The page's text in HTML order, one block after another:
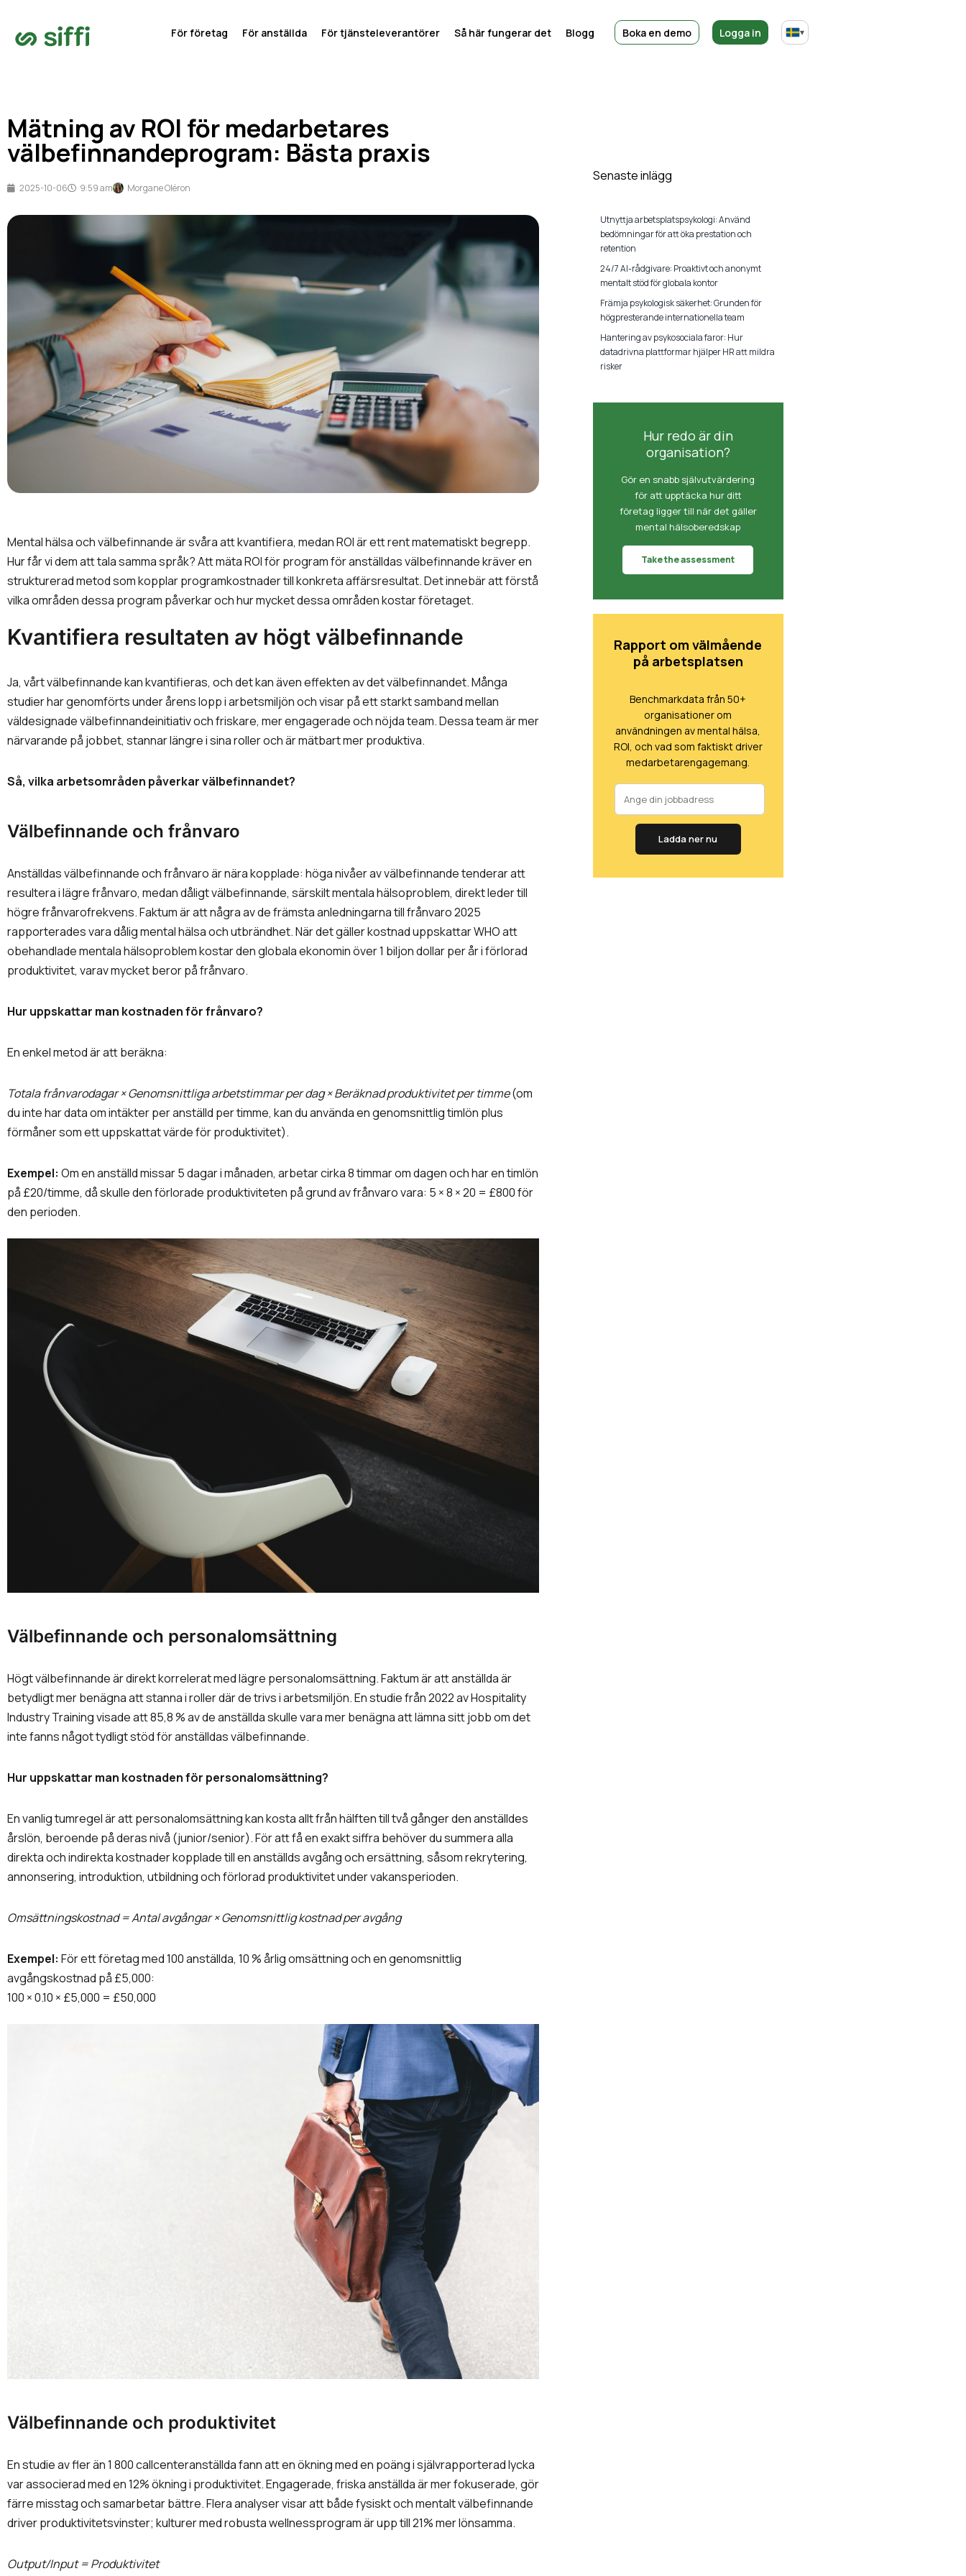
För företag För anställda För tjänsteleverantörer Så här fungerar det Blogg Boka en demo Logga in ▾
Mätning av ROI för medarbetares
välbefinnandeprogram: Bästa praxis
2025-10-06 9:59 am Morgane Oléron
Mental hälsa och välbefinnande är svåra att kvantifiera, medan ROI är ett rent matematiskt begrepp.
Hur får vi dem att tala samma språk? Att mäta ROI för program för anställdas välbefinnande kräver en
strukturerad metod som kopplar programkostnader till konkreta affärsresultat. Det innebär att förstå
vilka områden dessa program påverkar och hur mycket dessa områden kostar företaget.
Kvantifiera resultaten av högt välbefinnande
Ja, vårt välbefinnande kan kvantifieras, och det kan även effekten av det välbefinnandet. Många
studier har genomförts under årens lopp i arbetsmiljön och visar på ett starkt samband mellan
väldesignade välbefinnandeinitiativ och friskare, mer engagerade och nöjda team. Dessa team är mer
närvarande på jobbet, stannar längre i sina roller och är mätbart mer produktiva.
Så, vilka arbetsområden påverkar välbefinnandet?
Välbefinnande och frånvaro
Anställdas välbefinnande och frånvaro är nära kopplade: höga nivåer av välbefinnande tenderar att
resultera i lägre frånvaro, medan dåligt välbefinnande, särskilt mentala hälsoproblem, direkt leder till
högre frånvarofrekvens. Faktum är att några av de främsta anledningarna till frånvaro 2025
rapporterades vara dålig mental hälsa och utbrändhet. När det gäller kostnad uppskattar WHO att
obehandlade mentala hälsoproblem kostar den globala ekonomin över 1 biljon dollar per år i förlorad
produktivitet, varav mycket beror på frånvaro.
Hur uppskattar man kostnaden för frånvaro?
En enkel metod är att beräkna:
Totala frånvarodagar × Genomsnittliga arbetstimmar per dag × Beräknad produktivitet per timme(om
du inte har data om intäkter per anställd per timme, kan du använda en genomsnittlig timlön plus
förmåner som ett uppskattat värde för produktivitet).
Exempel: Om en anställd missar 5 dagar i månaden, arbetar cirka 8 timmar om dagen och har en timlön
på £20/timme, då skulle den förlorade produktiviteten på grund av frånvaro vara: 5 × 8 × 20 = £800 för
den perioden.
Välbefinnande och personalomsättning
Högt välbefinnande är direkt korrelerat med lägre personalomsättning. Faktum är att anställda är
betydligt mer benägna att stanna i roller där de trivs i arbetsmiljön. En studie från 2022 av Hospitality
Industry Training visade att 85,8 % av de anställda skulle vara mer benägna att lämna sitt jobb om det
inte fanns något tydligt stöd för anställdas välbefinnande.
Hur uppskattar man kostnaden för personalomsättning?
En vanlig tumregel är att personalomsättning kan kosta allt från hälften till två gånger den anställdes
årslön, beroende på deras nivå (junior/senior). För att få en exakt siffra behöver du summera alla
direkta och indirekta kostnader kopplade till en anställds avgång och ersättning, såsom rekrytering,
annonsering, introduktion, utbildning och förlorad produktivitet under vakansperioden.
Omsättningskostnad = Antal avgångar × Genomsnittlig kostnad per avgång
Exempel: För ett företag med 100 anställda, 10 % årlig omsättning och en genomsnittlig
avgångskostnad på £5,000:
100 × 0.10 × £5,000 = £50,000
Välbefinnande och produktivitet
En studie av fler än 1 800 callcenteranställda fann att en ökning med en poäng i självrapporterad lycka
var associerad med en 12% ökning i produktivitet. Engagerade, friska anställda är mer fokuserade, gör
färre misstag och samarbetar bättre. Flera analyser visar att både fysiskt och mentalt välbefinnande
driver produktivitetsvinster; kulturer med robusta wellnessprogram är upp till 21% mer lönsamma.
Output/Input = Produktivitet
Senaste inlägg
Utnyttja arbetsplatspsykologi: Använd
bedömningar för att öka prestation och
retention
24/7 AI-rådgivare: Proaktivt och anonymt
mentalt stöd för globala kontor
Främja psykologisk säkerhet: Grunden för
högpresterande internationella team
Hantering av psykosociala faror: Hur
datadrivna plattformar hjälper HR att mildra
risker
Hur redo är din
organisation?
Gör en snabb självutvärdering
för att upptäcka hur ditt
företag ligger till när det gäller
mental hälsoberedskap
Take the assessment
Rapport om välmående
på arbetsplatsen
Benchmarkdata från 50+
organisationer om
användningen av mental hälsa,
ROI, och vad som faktiskt driver
medarbetarengagemang.
Ladda ner nu